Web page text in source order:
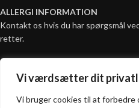
Vi værdsætter dit
Vi bruger cookies til at forbedre
ALLERGI INFORMATION
Kontakt os hvis du har spørgsmål
retter.
Åbningstider